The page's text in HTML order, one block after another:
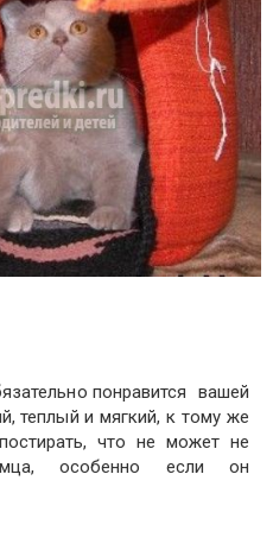
понравится вашей
теплый и мягкий, к тому же
что не может не
особенно если он